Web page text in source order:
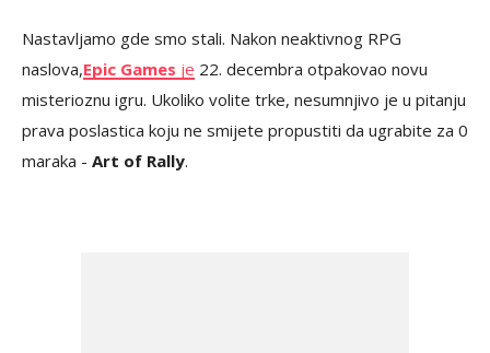
Nastavljamo gde smo stali. Nakon neaktivnog RPG
naslova,Epic Games je 22. decembra otpakovao novu
misterioznu igru. Ukoliko volite trke, nesumnjivo je u pitanju
prava poslastica koju ne smijete propustiti da ugrabite za 0
maraka - Art of Rally.